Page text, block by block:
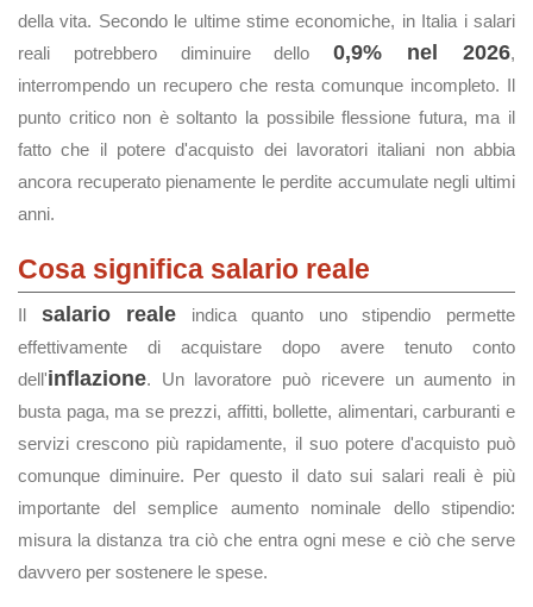
della vita. Secondo le ultime stime economiche, in Italia i salari
reali potrebbero diminuire dello0,9% nel 2026,
interrompendo un recupero che resta comunque incompleto. Il
punto critico non è soltanto la possibile flessione futura, ma il
fatto che il potere d'acquisto dei lavoratori italiani non abbia
ancora recuperato pienamente le perdite accumulate negli ultimi
anni.
Cosa significa salario reale
Il salario reale indica quanto uno stipendio permette
effettivamente di acquistare dopo avere tenuto conto
dell'inflazione. Un lavoratore può ricevere un aumento in
busta paga, ma se prezzi, affitti, bollette, alimentari, carburanti e
servizi crescono più rapidamente, il suo potere d'acquisto può
comunque diminuire. Per questo il dato sui salari reali è più
importante del semplice aumento nominale dello stipendio:
misura la distanza tra ciò che entra ogni mese e ciò che serve
davvero per sostenere le spese.